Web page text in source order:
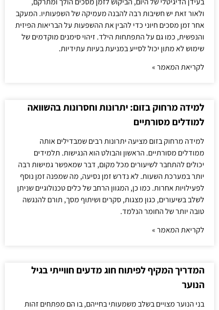
ולאור זאת יש חשיבות רבה להבנה מעמיקה של השפעותיו. המעקב
אחר זמן מסכים חיוני כדי להבין את ההשפעות על הבריאות הפיזית
והנפשית, כמו גם על התפתחות הילד. זיהוי סימנים מוקדמים של
שימוש לא מתון יכול לסייע במניעת בעיות עתידיות.
לקריאת המאמר »
למידה מרחוק בזום: יתרונות וחסרונות בהשוואה
למודלים מסורתיים
למידה מרחוק בזום מציעה יתרונות רבים שמבדילים אותה
ממודלים מסורתיים. הראשון והבולט הוא הנגישות. תלמידים
יכולים להתחבר לשיעורים מכל מקום, דבר שמאפשר גמישות רבה
יותר במערכת השעות. לא נדרש זמן נסיעה, מה שמפנה זמן נוסף
לפעילויות אחרות. כמו כן, המגוון הרחב של כלים טכנולוגיים שניתן
לשלב בשיעורים, כגון מצגות, סקרים ושיתוף מסך, תורם להנגשה
טובה יותר של החומר הנלמד.
לקריאת המאמר »
המדריך המקיף לפיתוח חוג מדעים חווייתי בגיל
הנוער
בני הנוער מצויים בשלב משמעותי בחייהם, בו הם מפתחים זהות